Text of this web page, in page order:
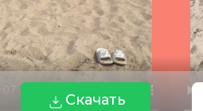
Скачать